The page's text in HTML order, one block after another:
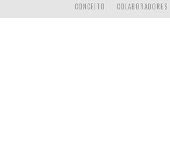
COLABORADORES
CONCEITO